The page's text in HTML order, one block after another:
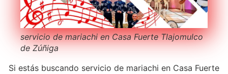
servicio de mariachi en Casa Fuerte Tlajomulco
de Zúñiga
Si estás buscando servicio de mariachi en Casa Fuerte